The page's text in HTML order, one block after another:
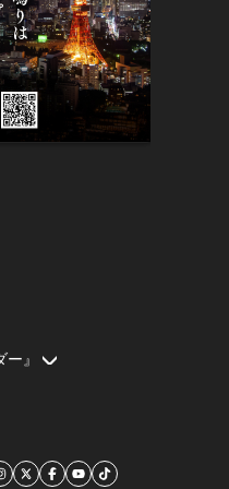
』